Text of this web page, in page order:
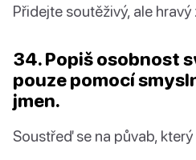
Přidejte soutěživý, ale
34. Popiš osobnost
pouze pomocí
jmen.
Soustřeď se na půvab,